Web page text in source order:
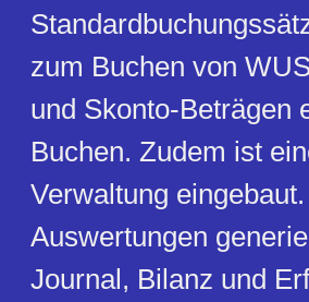
zum Buchen von
und Skonto-Beträgen
Buchen. Zudem ist
Verwaltung
Auswertungen
Journal, Bilanz und